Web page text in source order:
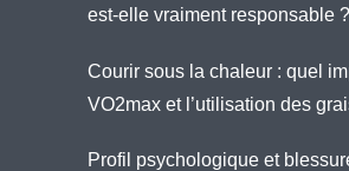
est-elle vraiment responsable ?
Courir sous la chaleur : quel
VO2max et l’utilisation des
Profil psychologique et